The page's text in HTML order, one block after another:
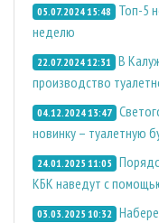
05.07.2024 15:48
Топ-5
неделю
22.07.2024 12:31 В
производство
04.12.2024 13:47
новинку – туалетную
24.01.2025 11:05
КБК наведут с
03.03.2025 10:32